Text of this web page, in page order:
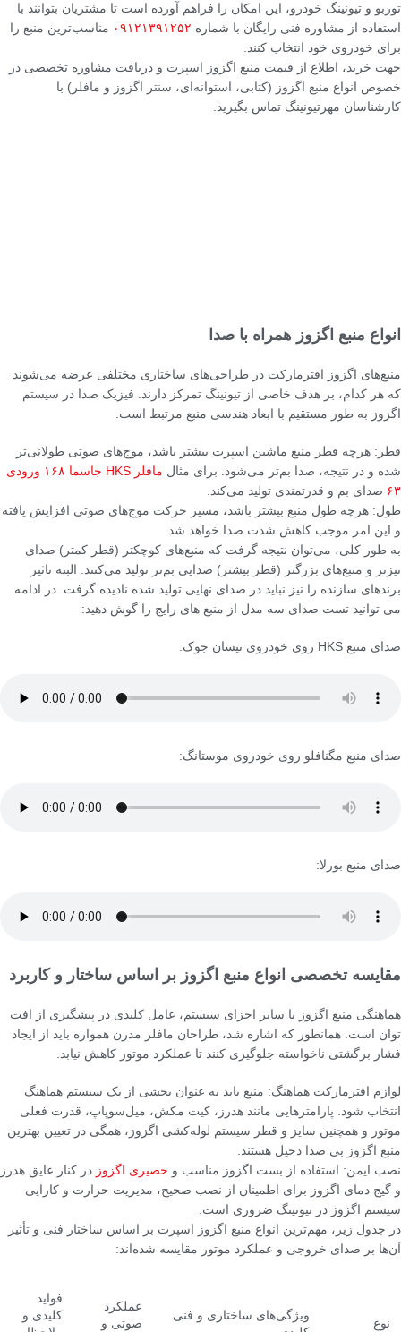
توربو و تیونینگ خودرو، این امکان را فراهم آورده است تا مشتریان بتوانند با
استفاده از مشاوره فنی رایگان با شماره ۰۹۱۲۱۳۹۱۲۵۲ مناسب‌ترین منبع را
برای خودروی خود انتخاب کنند.
جهت خرید، اطلاع از قیمت منبع اگزوز اسپرت و دریافت مشاوره تخصصی در
خصوص انواع منبع اگزوز (کتابی، استوانه‌ای، سنتر اگزوز و مافلر) با
کارشناسان مهرتیونینگ تماس بگیرید.
انواع منبع اگزوز همراه با صدا
منبع‌های اگزوز افترمارکت در طراحی‌های ساختاری مختلفی عرضه می‌شوند
که هر کدام، بر هدف خاصی از تیونینگ تمرکز دارند. فیزیک صدا در سیستم
اگزوز به طور مستقیم با ابعاد هندسی منبع مرتبط است.
قطر: هرچه قطر منبع ماشین اسپرت بیشتر باشد، موج‌های صوتی طولانی‌تر
شده و در نتیجه، صدا بم‌تر می‌شود. برای مثال
مافلر HKS جاسما ۱۶۸ ورودی
۶۳ صدای بم و قدرتمندی تولید می‌کند.
طول: هرچه طول منبع بیشتر باشد، مسیر حرکت موج‌های صوتی افزایش یافته
و این امر موجب کاهش شدت صدا خواهد شد.
به طور کلی، می‌توان نتیجه گرفت که منبع‌های کوچکتر (قطر کمتر) صدای
تیزتر و منبع‌های بزرگتر (قطر بیشتر) صدایی بم‌تر تولید می‌کنند. البته تاثیر
برندهای سازنده را نیز نباید در صدای نهایی تولید شده نادیده گرفت. در ادامه
می توانید تست صدای سه مدل از منبع های رایج را گوش دهید:
صدای منبع HKS روی خودروی نیسان جوک:
صدای منبع مگنافلو روی خودروی موستانگ:
صدای منبع بورلا:
مقایسه تخصصی انواع منبع اگزوز بر اساس ساختار و کاربرد
هماهنگی منبع اگزوز با سایر اجزای سیستم، عامل کلیدی در پیشگیری از افت
توان است. همانطور که اشاره شد، طراحان مافلر مدرن همواره باید از ایجاد
فشار برگشتی ناخواسته جلوگیری کنند تا عملکرد موتور کاهش نیابد.
لوازم افترمارکت هماهنگ: منبع باید به عنوان بخشی از یک سیستم هماهنگ
انتخاب شود. پارامترهایی مانند هدرز، کیت مکش، میل‌سوپاپ، قدرت فعلی
موتور و همچنین سایز و قطر سیستم لوله‌کشی اگزوز، همگی در تعیین بهترین
منبع اگزوز بی صدا دخیل هستند.
نصب ایمن: استفاده از بست اگزوز مناسب و حصیری اگزوز در کنار عایق هدرز
و گیج دمای اگزوز برای اطمینان از نصب صحیح، مدیریت حرارت و کارایی
سیستم اگزوز در تیونینگ ضروری است.
در جدول زیر، مهم‌ترین انواع منبع اگزوز اسپرت بر اساس ساختار فنی و تأثیر
آن‌ها بر صدای خروجی و عملکرد موتور مقایسه شده‌اند:
نوع
ویژگی‌های ساختاری و فنی
عملکرد
صوتی و
فواید
کلیدی و